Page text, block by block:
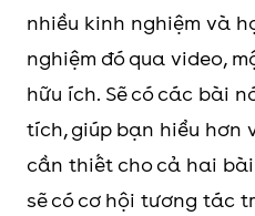
nhiều kinh nghiệm và
nghiệm đó qua video,
hữu ích. Sẽ có các bài
tích, giúp bạn hiểu hơn
cần thiết cho cả hai bài
sẽ có cơ hội tương tác